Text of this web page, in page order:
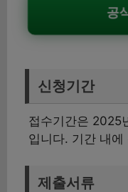
공
신청기간
접수기간은 2025
입니다. 기간 내에
제출서류